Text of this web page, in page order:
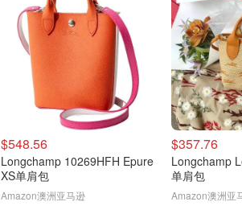
$548.56
Longchamp 10269HFH Epure
XS单肩包
Amazon澳洲亚马逊
$357.76
Longchamp
单肩包
Amazon澳洲亚